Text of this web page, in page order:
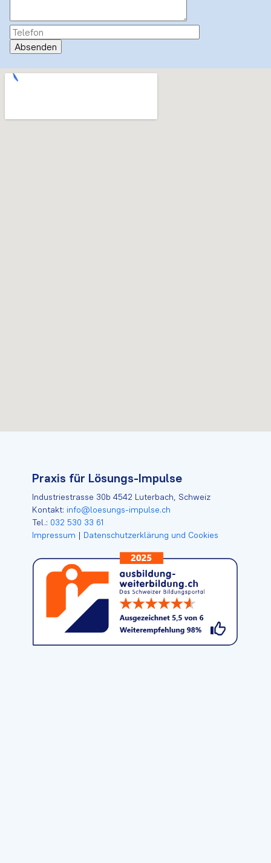
Praxis für Lösungs-Impulse
Industriestrasse 30b 4542 Luterbach, Schweiz
Kontakt: info@loesungs-impulse.ch
Tel.: 032 530 33 61
Impressum | Datenschutzerklärung und Cookies